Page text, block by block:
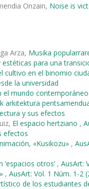
Onzain, Noise is
Arza, Musika
para una
cultivo en el binomio
la universidad
el mundo contemporáneo
arkitektura
y sus efectos
El espacio hertziano ,
efectos
«Kusikozu» ,
‘espacios otros’ , AusArt:
, AusArt: Vol. 1 Núm. 1-2
de los estudiantes